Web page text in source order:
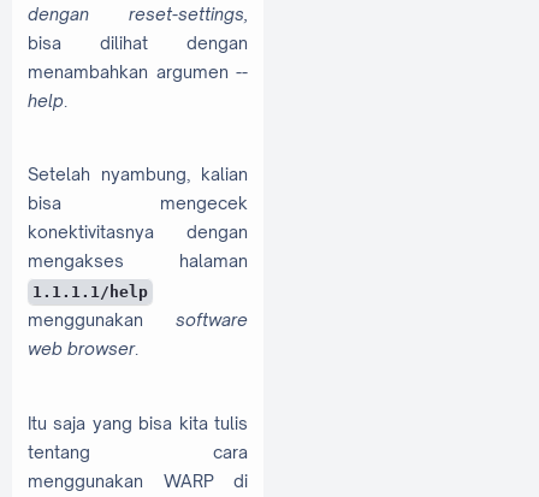
dengan reset-settings,
bisa dilihat dengan
menambahkan argumen --
help
Setelah nyambung, kalian
bisa mengecek
konektivitasnya dengan
mengakses halaman
1.1.1.1/help
menggunakan software
web browser.
Itu saja yang bisa kita tulis
tentang cara
menggunakan WARP di